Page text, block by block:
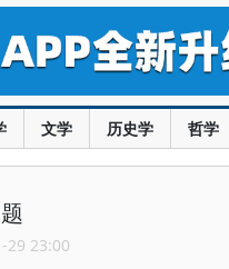
文学 历史学 哲学
29 23:00